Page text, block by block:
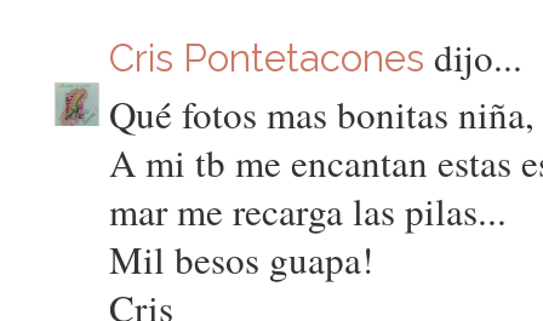
Cris Pontetacones dijo...
Qué fotos mas bonitas
A mi tb me encantan estas
mar me recarga las pilas...
Mil besos guapa!
Cris